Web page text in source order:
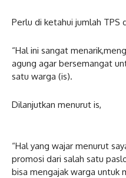
Perlu di ketahui jumlah TPS
“Hal ini sangat
agung agar bersemangat
satu warga (is).
Dilanjutkan menurut is,
“Hal yang wajar menurut
promosi dari salah satu
bisa mengajak warga untuk